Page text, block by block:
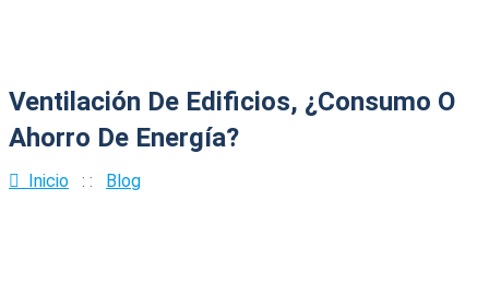
Ventilación De Edificios, ¿consumo O
Ahorro De Energía?
Inicio : : Blog